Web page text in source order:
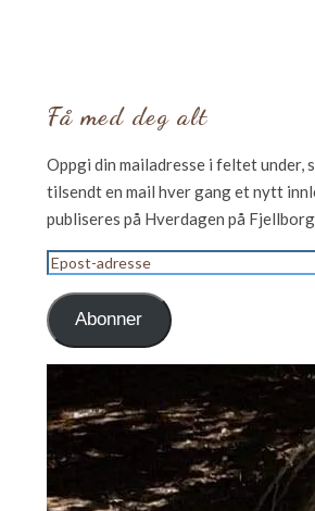
Få med deg alt
Oppgi din mailadresse i feltet under,
tilsendt en mail hver gang et nytt
publiseres på Hverdagen på
Epost-
adresse
Abonner